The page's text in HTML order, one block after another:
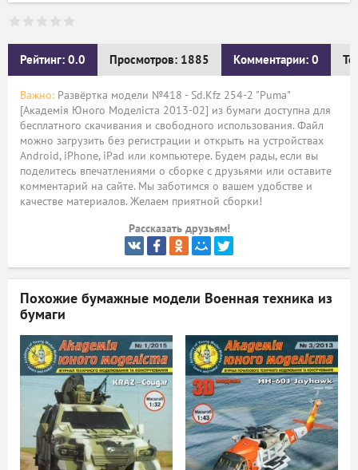
Рейтинг: 0.0 Просмотров: 1885 Комментарии: 0
Важно: Развёртка модели №418 - Sd.Kfz 254-2 "Puma"
[Академія Юного Моделіста 2013-02] из бумаги доступна для
бесплатного скачивания и свободного использования. Файл
можно загрузить без регистрации и открыть на устройствах
Android, iPhone, iPad или компьютере. Будем рады, если вы
поделитесь впечатлениями о сборке с друзьями или оставите
комментарий на сайте. Мы заботимся о вашем удобстве и
качестве материалов. Желаем приятной сборки!
Рассказать друзьям!
Похожие бумажные модели Военная техника из
бумаги